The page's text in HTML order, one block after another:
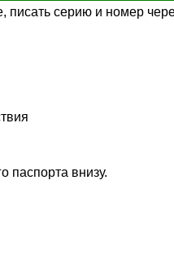
писать серию и номер
паспорта внизу.